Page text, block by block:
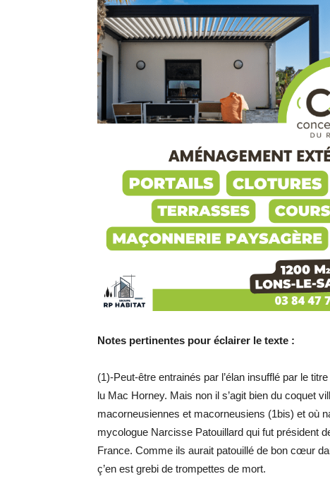
Notes pertinentes pour éclairer le texte :
(1)-Peut-être entrainés par l’élan insufflé par le
lu Mac Horney. Mais non il s’agit bien du coquet
macorneusiennes et macorneusiens (1bis) et où
mycologue Narcisse Patouillard qui fut président
France. Comme ils aurait patouillé de bon cœur
ç’en est grebi de trompettes de mort.